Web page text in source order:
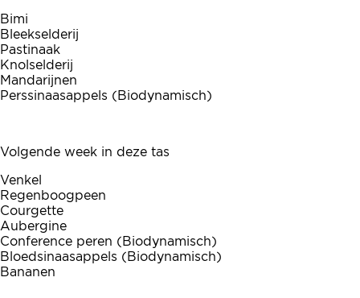
Bimi
Bleekselderij
Pastinaak
Knolselderij
Mandarijnen
Perssinaasappels (Biodynamisch)
Volgende week in deze tas
Venkel
Regenboogpeen
Courgette
Aubergine
Conference peren (Biodynamisch)
Bloedsinaasappels (Biodynamisch)
Bananen